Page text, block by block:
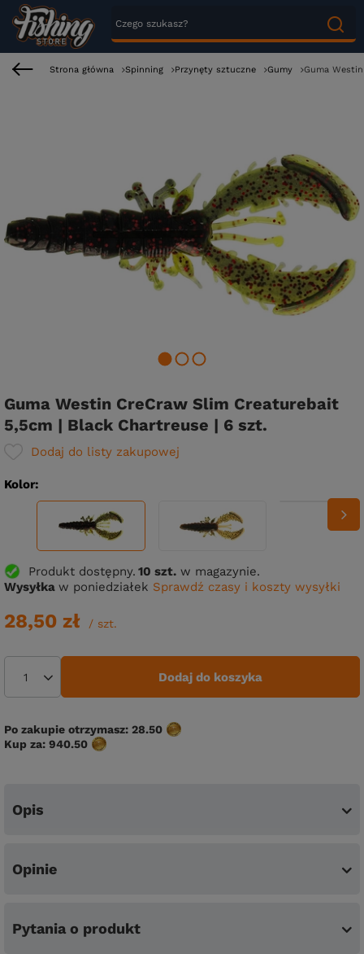
Strona główna Spinning Przynęty sztuczne Gumy Guma
Guma Westin CreCraw Slim Creaturebait
5,5cm | Black Chartreuse | 6 szt.
Dodaj do listy zakupowej
Kolor
Produkt dostępny 10 szt. w magazynie.
Wysyłka w poniedziałek Sprawdź czasy i koszty wysyłki
28,50 zł / szt.
Dodaj do koszyka
Po zakupie otrzymasz: 28.50
Kup za: 940.50
Opis
Opinie
Pytania o produkt